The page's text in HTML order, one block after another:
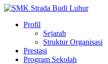
Profil
Sejarah
Struktur Organisasi
Prestasi
Program Sekolah